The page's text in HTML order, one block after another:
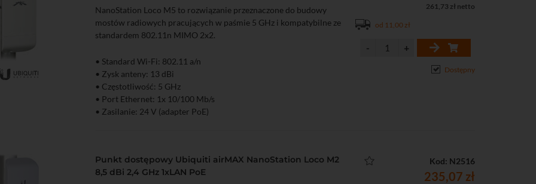
NanoStation Loco M5 to rozwiązanie przeznaczone do budowy
mostów radiowych pracujących w paśmie 5 GHz i kompatybilne ze
standardem 802.11n MIMO 2x2.
• Standard Wi-Fi: 802.11 a/n
• Zysk anteny: 13 dBi
• Częstotliwość: 5 GHz
• Port Ethernet: 1x 10/100 Mb/s
• Zasilanie: 24 V (adapter PoE)
261,73 zł netto
od 11,00 zł
Dostępny
Punkt dostępowy Ubiquiti airMAX NanoStation Loco M2
8,5 dBi 2,4 GHz 1xLAN PoE
Kod: N2516
235,07 zł